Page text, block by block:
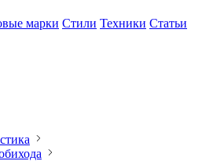
марки Стили Техники Статьи